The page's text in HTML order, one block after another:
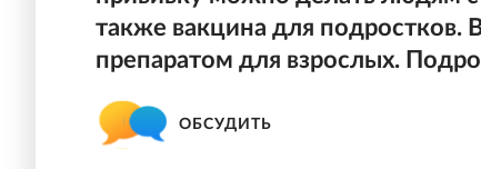
также вакцина для подростков.
препаратом для взрослых.
ОБСУДИТЬ